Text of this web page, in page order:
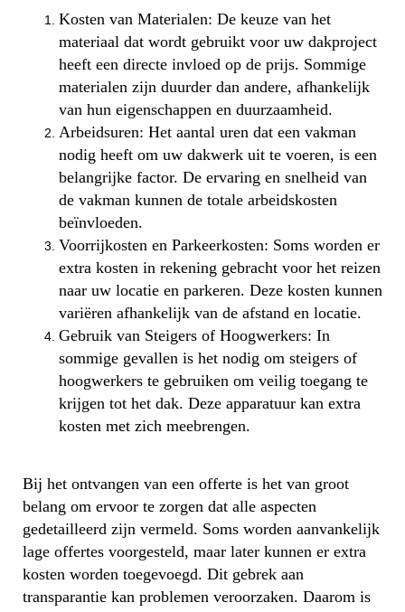
Kosten van Materialen: De keuze van het
materiaal dat wordt gebruikt voor uw dakproject
heeft een directe invloed op de prijs. Sommige
materialen zijn duurder dan andere, afhankelijk
van hun eigenschappen en duurzaamheid.
Arbeidsuren: Het aantal uren dat een vakman
nodig heeft om uw dakwerk uit te voeren, is een
belangrijke factor. De ervaring en snelheid van
de vakman kunnen de totale arbeidskosten
beïnvloeden.
Voorrijkosten en Parkeerkosten: Soms worden er
extra kosten in rekening gebracht voor het reizen
naar uw locatie en parkeren. Deze kosten kunnen
variëren afhankelijk van de afstand en locatie.
Gebruik van Steigers of Hoogwerkers: In
sommige gevallen is het nodig om steigers of
hoogwerkers te gebruiken om veilig toegang te
krijgen tot het dak. Deze apparatuur kan extra
kosten met zich meebrengen.
Bij het ontvangen van een offerte is het van groot
belang om ervoor te zorgen dat alle aspecten
gedetailleerd zijn vermeld. Soms worden aanvankelijk
lage offertes voorgesteld, maar later kunnen er extra
kosten worden toegevoegd. Dit gebrek aan
transparantie kan problemen veroorzaken. Daarom is